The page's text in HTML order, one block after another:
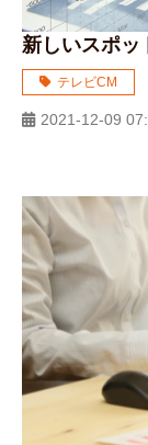
新しいスポッ
テレビCM
2021-12-09